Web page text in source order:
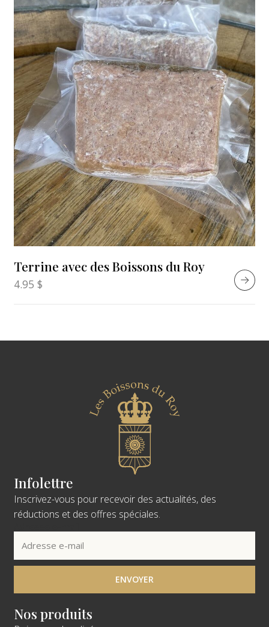
Terrine avec des Boissons du Roy
4.95$
Infolettre
Inscrivez-vous pour recevoir des actualités, des
réductions et des offres spéciales.
ENVOYER
Nos produits